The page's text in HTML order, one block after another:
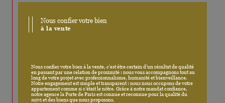
Nous confier votre bien
à la vente
Nous confier votre bien à la vente, c’est être certain d’un résultat de qualité
en passant par une relation de proximité : nous vous accompagnons tout au
long de votre projet avec professionnalisme, humanité et bienveillance.
Notre engagement est simple et transparent : nous nous occupons de votre
appartement comme si c’était le nôtre. Grâce à notre mandat confiance,
notre agence la Porte de Paris est connue et reconnue pour la qualité du
suivi et des biens que nous proposons.